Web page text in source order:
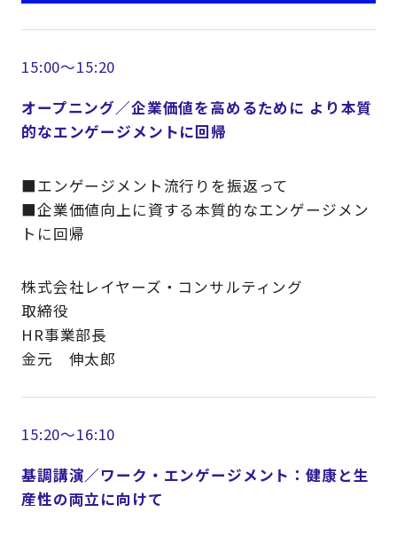
15:00～15:20
オープニング／企業価値を高めるために より本質
的なエンゲージメントに回帰
■エンゲージメント流行りを振返って
■企業価値向上に資する本質的なエンゲージメン
トに回帰
株式会社レイヤーズ・コンサルティング
取締役
HR事業部長
金元 伸太郎
15:20～16:10
基調講演／ワーク・エンゲージメント：健康と生
産性の両立に向けて